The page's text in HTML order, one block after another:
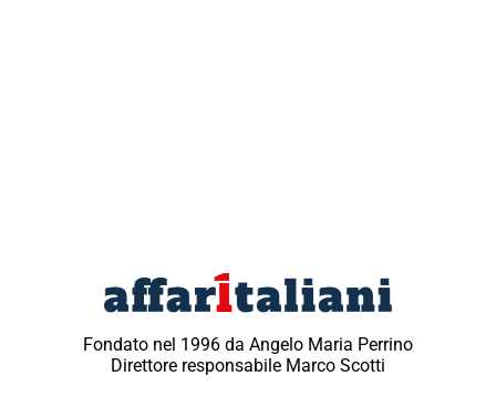
Fondato nel 1996 da Angelo Maria Perrino
Direttore responsabile Marco Scotti